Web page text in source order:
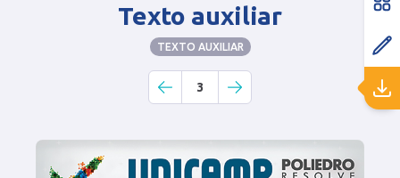
Texto auxiliar
TEXTO AUXILIAR
3